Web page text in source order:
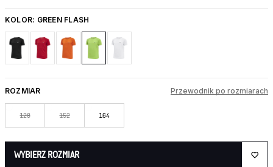
KOLOR: GREEN FLASH
ROZMIAR Przewodnik po rozmiarach
128 152 164
WYBIERZ ROZMIAR